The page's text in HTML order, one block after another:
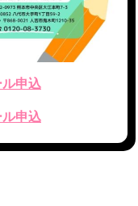
申込
申込